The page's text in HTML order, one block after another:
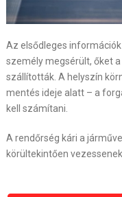
Az elsődleges
személy megsérült, őket
szállították. A helyszín
mentés ideje alatt – a
kell számítani.
A rendőrség kári a
körültekintően